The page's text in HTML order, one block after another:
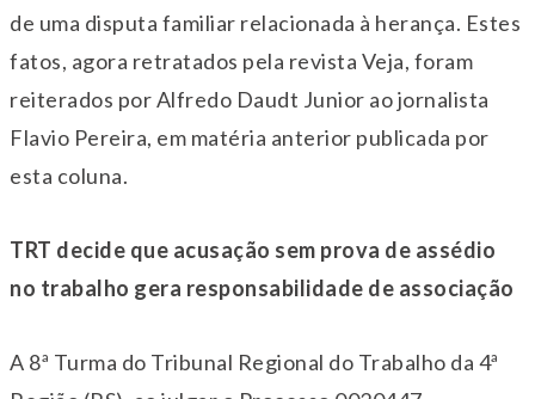
de uma disputa familiar relacionada à herança. Estes
fatos, agora retratados pela revista Veja, foram
reiterados por Alfredo Daudt Junior ao jornalista
Flavio Pereira, em matéria anterior publicada por
esta coluna.
TRT decide que acusação sem prova de assédio
no trabalho gera responsabilidade de associação
A 8ª Turma do Tribunal Regional do Trabalho da 4ª